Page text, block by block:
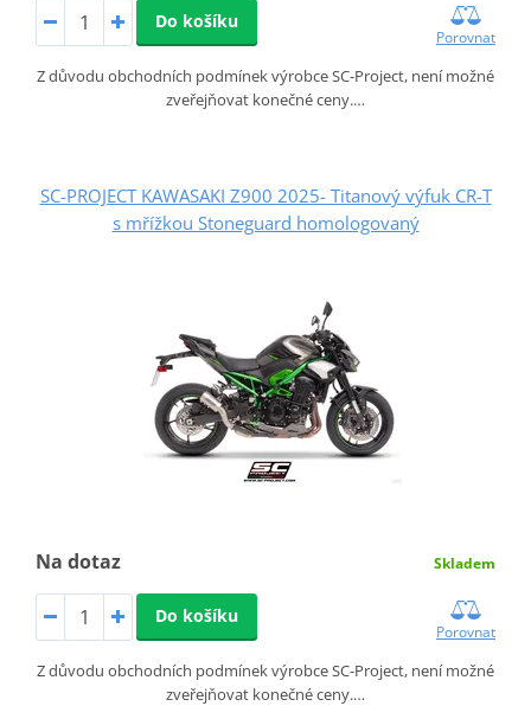
Do košíku
Porovnat
Z důvodu obchodních podmínek výrobce SC-Project, není možné
zveřejňovat konečné ceny.…
SC-PROJECT KAWASAKI Z900 2025- Titanový výfuk CR-T
s mřížkou Stoneguard homologovaný
Na dotaz Skladem
Do košíku
Porovnat
Z důvodu obchodních podmínek výrobce SC-Project, není možné
zveřejňovat konečné ceny.…